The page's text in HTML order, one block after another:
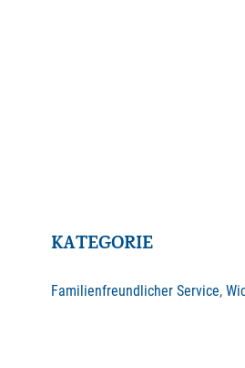
KATEGORIE
Familienfreundlicher Service,